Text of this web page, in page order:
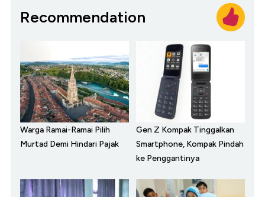
Recommendation
Warga Ramai-Ramai Pilih
Murtad Demi Hindari Pajak
Gen Z Kompak Tinggalkan
Smartphone, Kompak Pindah
ke Penggantinya